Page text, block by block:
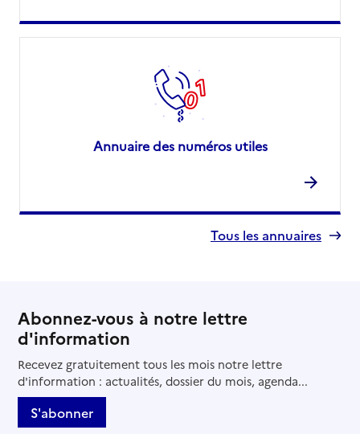
Annuaire des numéros utiles
Tous les annuaires
Abonnez-vous à notre lettre
d'information
Recevez gratuitement tous les mois notre lettre
d'information : actualités, dossier du mois, agenda...
S'abonner